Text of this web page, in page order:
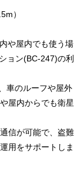
）
や屋内でも使う場
ョン(BC-247)の利
車のルーフや屋外
屋内からでも衛星
信が可能で、盗難
用をサポートしま